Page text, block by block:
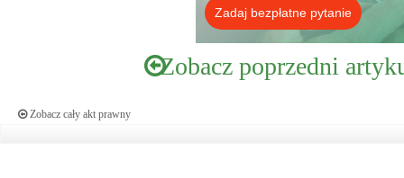
Zadaj bezpłatne pytanie
Zobacz poprzedni
Zobacz cały akt prawny